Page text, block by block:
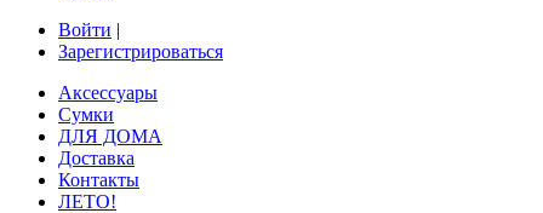
Войти |
Зарегистрироваться
Аксессуары
Сумки
ДЛЯ ДОМА
Доставка
Контакты
ЛЕТО!